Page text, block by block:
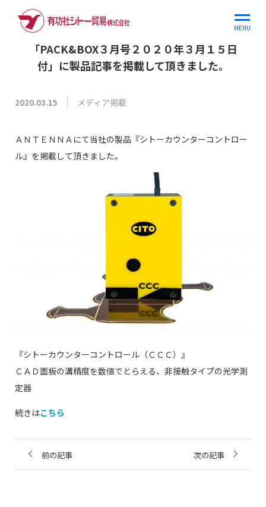
MENU
ホームお知らせ 「PACK&BOX３月号２０２…
「PACK&BOX３月号２０２０年３月１５日
付」に製品記事を掲載して頂きました。
2020.03.15 メディア掲載
ＡＮＴＥＮＮＡにて当社の製品『シトーカウンターコントロー
ル』を掲載して頂きました。
『シトーカウンターコントロール（ＣＣＣ）』
ＣＡＤ面板の溝精度を数値でとらえる、非接触タイプの光学測
定器
続きはこちら
前の記事 次の記事